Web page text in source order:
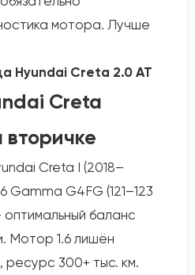
мотора. Лучше
Hyundai Creta 2.0 AT
Creta
Creta I (2018–
Gamma G4FG (121–123
баланс
Мотор 1.6 лишён
ресурс 300+ тыс. км.